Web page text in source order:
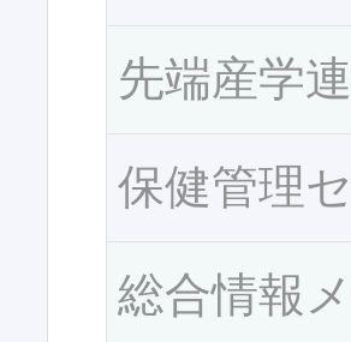
先端産学
保健管理
総合情報